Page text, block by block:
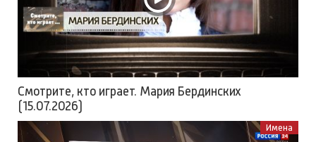
Смотрите, кто играет. Мария Бердинских
(15.07.2026)
Имена